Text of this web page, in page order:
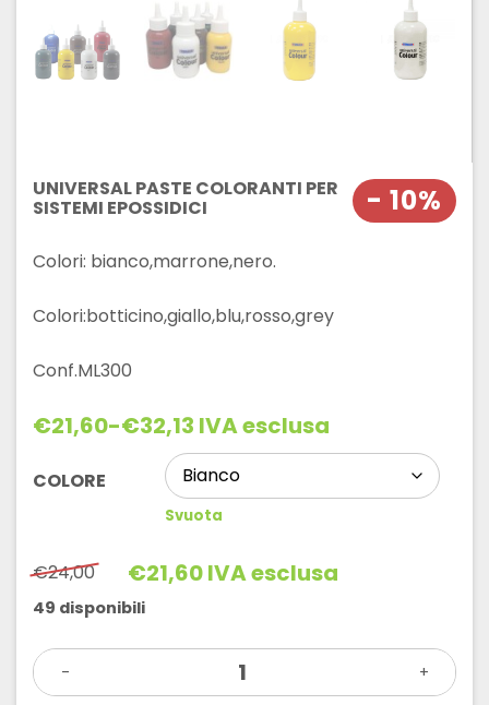
UNIVERSAL PASTE COLORANTI PER
SISTEMI EPOSSIDICI - 10%
Colori: bianco,marrone,nero.
Colori:botticino,giallo,blu,rosso,grey
Conf.ML300
€21,60-€32,13
Fascia
prezzo:
€32,13
IVA esclusa
COLORE
Svuota
€24,00
Il
prezzo
originale
era:
€24,00.
€21,60
Il
prezzo
attuale
è:
€21,60.
IVA esclusa
49 disponibili
-
UNIVERSAL
COLORANTI
+